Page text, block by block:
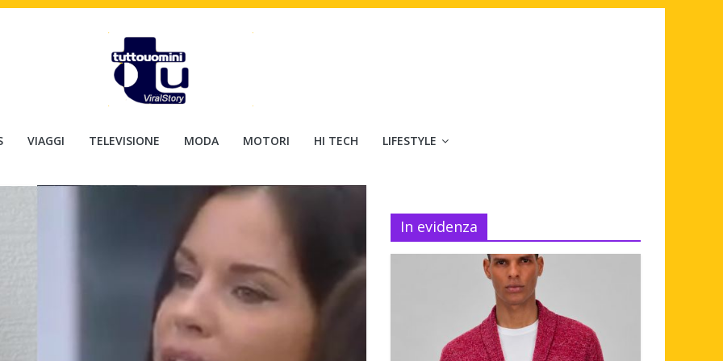
VIAGGI TELEVISIONE MODA MOTORI HI TECH LIFESTYLE
In evidenza